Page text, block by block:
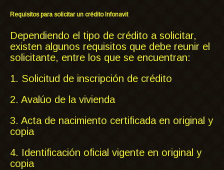
Requisitos para solicitar un crédito Infonavit
Dependiendo el tipo de crédito a solicitar,
existen algunos requisitos que debe reunir el
solicitante, entre los que se encuentran:
1. Solicitud de inscripción de crédito
2. Avalúo de la vivienda
3. Acta de nacimiento certificada en original y
copia
4. Identificación oficial vigente en original y
copia